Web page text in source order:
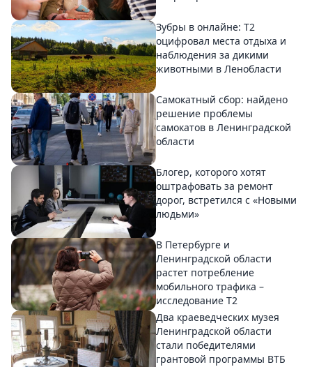
Зубры в онлайне: Т2
оцифровал места отдыха и
наблюдения за дикими
животными в Ленобласти
Самокатный сбор: найдено
решение проблемы
самокатов в Ленинградской
области
Блогер, которого хотят
оштрафовать за ремонт
дорог, встретился с «Новыми
людьми»
В Петербурге и
Ленинградской области
растет потребление
мобильного трафика –
исследование T2
Два краеведческих музея
Ленинградской области
стали победителями
грантовой программы ВТБ